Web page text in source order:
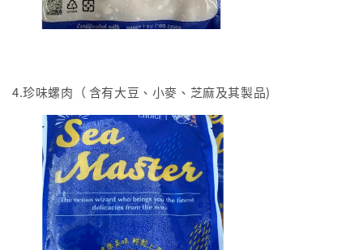
4.珍味螺肉（ 含有大豆、小麥、芝麻及其製品)